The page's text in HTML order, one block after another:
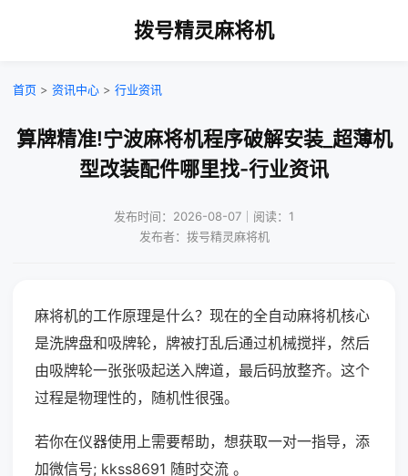
拨号精灵麻将机
首页 > 资讯中心 > 行业资讯
算牌精准!宁波麻将机程序破解安装_超薄机
型改装配件哪里找-行业资讯
发布时间：2026-08-07｜阅读：1
发布者：拨号精灵麻将机
麻将机的工作原理是什么？现在的全自动麻将机核心
是洗牌盘和吸牌轮，牌被打乱后通过机械搅拌，然后
由吸牌轮一张张吸起送入牌道，最后码放整齐。这个
过程是物理性的，随机性很强。
若你在仪器使用上需要帮助，想获取一对一指导，添
加微信号; kkss8691 随时交流 。